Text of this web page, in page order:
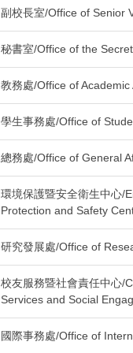
副校長室/Office of Senior
秘書室/Office of the
教務處/Office of Academic
學生事務處/Office of
總務處/Office of General
環境保護暨安全衛生中心/
Protection and Safety
研究發展處/Office of
校友服務暨社會責任中心/
Services and Social
國際事務處/Office of